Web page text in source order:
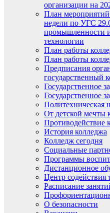
организации на
План
недели по УГС
промышленности
технологии
План работы
План работы
Предписания
государственный
Государственное
Государственное
Политехническая
От детской мечты
Противодействие
История колледжа
Колледж сегодня
Социальные
Программы
Дистанционное
Центр содействия
Расписание
О безопасности